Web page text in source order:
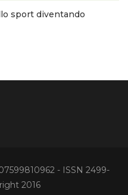
sport diventando
- ISSN 2499-
2016